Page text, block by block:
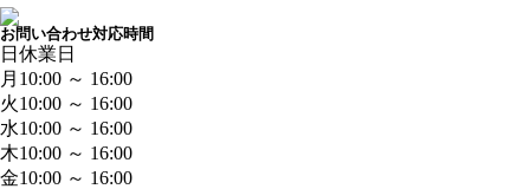
お問い合わせ対応時間
日 休業日
月 10:00 ～ 16:00
火10:00 ～ 16:00
水10:00 ～ 16:00
木10:00 ～ 16:00
金10:00 ～ 16:00